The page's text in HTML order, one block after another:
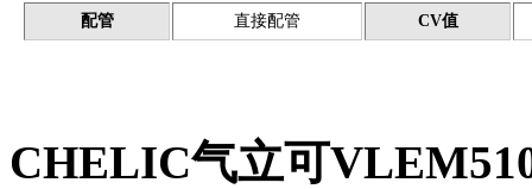
配管 直接配管 CV值
CHELIC气立可